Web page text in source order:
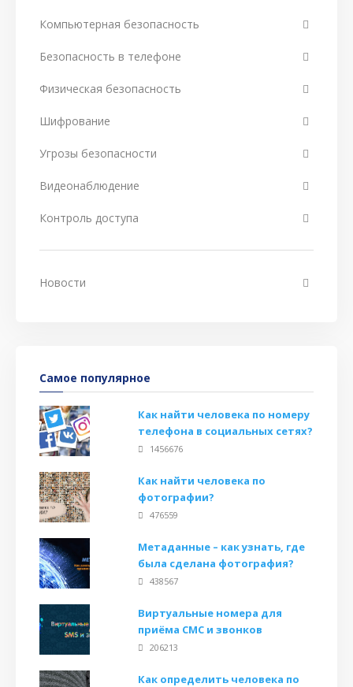
Компьютерная безопасность
Безопасность в телефоне
Физическая безопасность
Шифрование
Угрозы безопасности
Видеонаблюдение
Контроль доступа
Новости
Самое популярное
Как найти человека по номеру
телефона в социальных сетях?
1456676
Как найти человека по
фотографии?
476559
Метаданные – как узнать, где
была сделана фотография?
438567
Виртуальные номера для
приёма СМС и звонков
206213
Как определить человека по